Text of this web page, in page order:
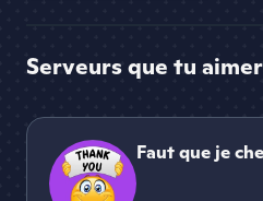
Serveurs que tu
Faut que je cherche un nom…
Faut que je